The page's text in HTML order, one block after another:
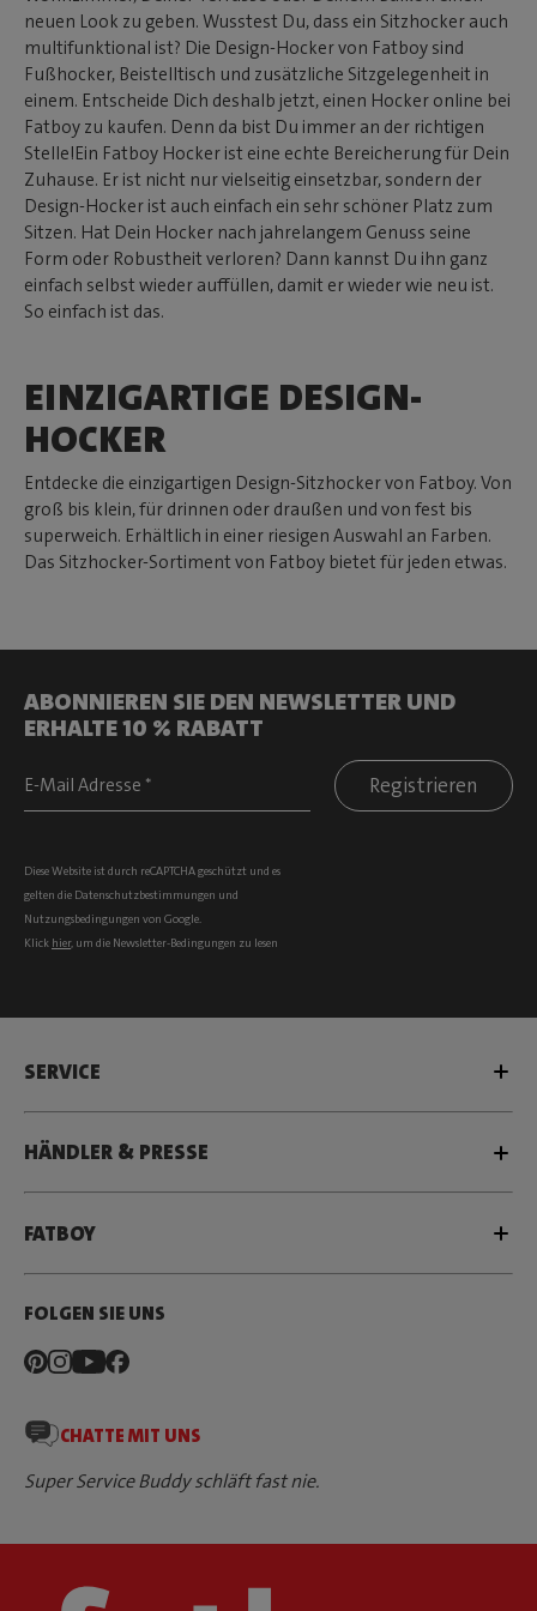
neuen Look zu geben. Wusstest Du, dass ein Sitzhocker auch
multifunktional ist? Die Design-Hocker von Fatboy sind
Fußhocker, Beistelltisch und zusätzliche Sitzgelegenheit in
einem. Entscheide Dich deshalb jetzt, einen Hocker online bei
Fatboy zu kaufen. Denn da bist Du immer an der richtigen
Stelle!Ein Fatboy Hocker ist eine echte Bereicherung für Dein
Zuhause. Er ist nicht nur vielseitig einsetzbar, sondern der
Design-Hocker ist auch einfach ein sehr schöner Platz zum
Sitzen. Hat Dein Hocker nach jahrelangem Genuss seine
Form oder Robustheit verloren? Dann kannst Du ihn ganz
einfach selbst wieder auffüllen, damit er wieder wie neu ist.
So einfach ist das.
EINZIGARTIGE DESIGN-
HOCKER
Entdecke die einzigartigen Design-Sitzhocker von Fatboy. Von
groß bis klein, für drinnen oder draußen und von fest bis
superweich. Erhältlich in einer riesigen Auswahl an Farben.
Das Sitzhocker-Sortiment von Fatboy bietet für jeden etwas.
ABONNIEREN SIE DEN NEWSLETTER UND
ERHALTE 10 % RABATT
Registrieren
Diese Website ist durch reCAPTCHA geschützt und es
gelten die Datenschutzbestimmungen und
Nutzungsbedingungen von Google.
Klick hier, um die Newsletter-Bedingungen zu lesen
SERVICE
HÄNDLER & PRESSE
FATBOY
FOLGEN SIE UNS
CHATTE MIT UNS
Super Service Buddy schläft fast nie.